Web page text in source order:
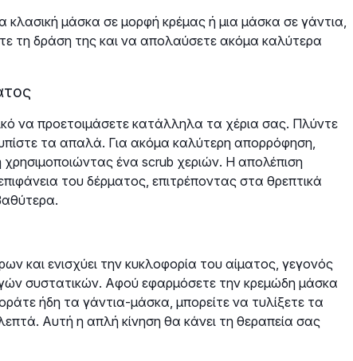
κλασική μάσκα σε μορφή κρέμας ή μια μάσκα σε γάντια,
τη δράση της και να απολαύσετε ακόμα καλύτερα
να προετοιμάσετε κατάλληλα τα χέρια σας. Πλύντε
τα απαλά. Για ακόμα καλύτερη απορρόφηση,
ένα scrub χεριών. Η απολέπιση
του δέρματος, επιτρέποντας στα θρεπτικά
και ενισχύει την κυκλοφορία του αίματος, γεγονός
συστατικών. Αφού εφαρμόσετε την κρεμώδη μάσκα
ήδη τα γάντια-μάσκα, μπορείτε να τυλίξετε τα
Αυτή η απλή κίνηση θα κάνει τη θεραπεία σας